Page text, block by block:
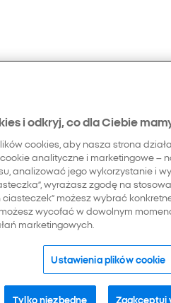
i odkryj, co dla Ciebie
cookies, aby nasza strona
analityczne i marketingowe –
analizować jego wykorzystanie i
wyrażasz zgodę na
ciasteczek” możesz wybrać
możesz wycofać w dowolnym
marketingowych.
Ustawienia plików cookie
Tylko niezbędne Zaakceptuj